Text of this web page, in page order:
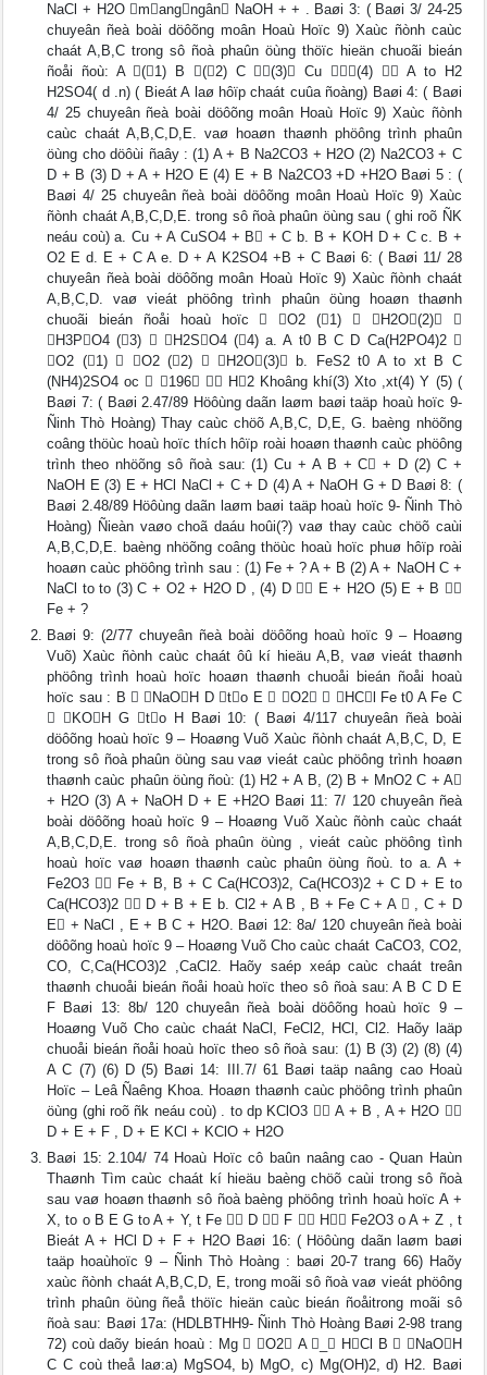
NaCl + H2O mangngân NaOH + + . Baøi 3: ( Baøi 3/ 24-25
chuyeân ñeà boài döôõng moân Hoaù Hoïc 9) Xaùc ñònh caùc
chaát A,B,C trong sô ñoà phaûn öùng thöïc hieän chuoãi bieán
ñoåi ñoù: A (1) B (2) C (3) Cu (4)  A to H2
H2SO4( d .n) ( Bieát A laø hôïp chaát cuûa ñoàng) Baøi 4: ( Baøi
4/ 25 chuyeân ñeà boài döôõng moân Hoaù Hoïc 9) Xaùc ñònh
caùc chaát A,B,C,D,E. vaø hoaøn thaønh phöông trình phaûn
öùng cho döôùi ñaây : (1) A + B Na2CO3 + H2O (2) Na2CO3 + C
D + B (3) D + A + H2O E (4) E + B Na2CO3 +D +H2O Baøi 5 : (
Baøi 4/ 25 chuyeân ñeà boài döôõng moân Hoaù Hoïc 9) Xaùc
ñònh chaát A,B,C,D,E. trong sô ñoà phaûn öùng sau ( ghi roõ ÑK
neáu coù) a. Cu + A CuSO4 + B + C b. B + KOH D + C c. B +
O2 E d. E + C A e. D + A K2SO4 +B + C Baøi 6: ( Baøi 11/ 28
chuyeân ñeà boài döôõng moân Hoaù Hoïc 9) Xaùc ñònh chaát
A,B,C,D. vaø vieát phöông trình phaûn öùng hoaøn thaønh
chuoãi bieán ñoåi hoaù hoïc  O2 (1)  H2O(2) 
H3PO4 (3)  H2SO4 (4) a. A t0 B C D Ca(H2PO4)2 
O2 (1)  O2 (2)  H2O(3) b. FeS2 t0 A to xt B C
(NH4)2SO4 oc  196  H2 Khoâng khí(3) Xto ,xt(4) Y (5) (
Baøi 7: ( Baøi 2.47/89 Höôùng daãn laøm baøi taäp hoaù hoïc 9-
Ñinh Thò Hoàng) Thay caùc chöõ A,B,C, D,E, G. baèng nhöõng
coâng thöùc hoaù hoïc thích hôïp roài hoaøn thaønh caùc phöông
trình theo nhöõng sô ñoà sau: (1) Cu + A B + C + D (2) C +
NaOH E (3) E + HCl NaCl + C + D (4) A + NaOH G + D Baøi 8: (
Baøi 2.48/89 Höôùng daãn laøm baøi taäp hoaù hoïc 9- Ñinh Thò
Hoàng) Ñieàn vaøo choã daáu hoûi(?) vaø thay caùc chöõ caùi
A,B,C,D,E. baèng nhöõng coâng thöùc hoaù hoïc phuø hôïp roài
hoaøn caùc phöông trình sau : (1) Fe + ? A + B (2) A + NaOH C +
NaCl to to (3) C + O2 + H2O D , (4) D  E + H2O (5) E + B 
Fe + ?
Baøi 9: (2/77 chuyeân ñeà boài döôõng hoaù hoïc 9 – Hoaøng
Vuõ) Xaùc ñònh caùc chaát ôû kí hieäu A,B, vaø vieát thaønh
phöông trình hoaù hoïc hoaøn thaønh chuoåi bieán ñoåi hoaù
hoïc sau : B  NaOH D to E  O2  HCl Fe t0 A Fe C
 KOH G to H Baøi 10: ( Baøi 4/117 chuyeân ñeà boài
döôõng hoaù hoïc 9 – Hoaøng Vuõ Xaùc ñònh chaát A,B,C, D, E
trong sô ñoà phaûn öùng sau vaø vieát caùc phöông trình hoaøn
thaønh caùc phaûn öùng ñoù: (1) H2 + A B, (2) B + MnO2 C + A
+ H2O (3) A + NaOH D + E +H2O Baøi 11: 7/ 120 chuyeân ñeà
boài döôõng hoaù hoïc 9 – Hoaøng Vuõ Xaùc ñònh caùc chaát
A,B,C,D,E. trong sô ñoà phaûn öùng , vieát caùc phöông tình
hoaù hoïc vaø hoaøn thaønh caùc phaûn öùng ñoù. to a. A +
Fe2O3  Fe + B, B + C Ca(HCO3)2, Ca(HCO3)2 + C D + E to
Ca(HCO3)2  D + B + E b. Cl2 + A B , B + Fe C + A  , C + D
E + NaCl , E + B C + H2O. Baøi 12: 8a/ 120 chuyeân ñeà boài
döôõng hoaù hoïc 9 – Hoaøng Vuõ Cho caùc chaát CaCO3, CO2,
CO, C,Ca(HCO3)2 ,CaCl2. Haõy saép xeáp caùc chaát treân
thaønh chuoåi bieán ñoåi hoaù hoïc theo sô ñoà sau: A B C D E
F Baøi 13: 8b/ 120 chuyeân ñeà boài döôõng hoaù hoïc 9 –
Hoaøng Vuõ Cho caùc chaát NaCl, FeCl2, HCl, Cl2. Haõy laäp
chuoåi bieán ñoåi hoaù hoïc theo sô ñoà sau: (1) B (3) (2) (8) (4)
A C (7) (6) D (5) Baøi 14: III.7/ 61 Baøi taäp naâng cao Hoaù
Hoïc – Leâ Ñaêng Khoa. Hoaøn thaønh caùc phöông trình phaûn
öùng (ghi roõ ñk neáu coù) . to dp KClO3  A + B , A + H2O 
D + E + F , D + E KCl + KClO + H2O
Baøi 15: 2.104/ 74 Hoaù Hoïc cô baûn naâng cao - Quan Haùn
Thaønh Tìm caùc chaát kí hieäu baèng chöõ caùi trong sô ñoà
sau vaø hoaøn thaønh sô ñoà baèng phöông trình hoaù hoïc A +
X, to o B E G to A + Y, t Fe  D  F  H Fe2O3 o A + Z , t
Bieát A + HCl D + F + H2O Baøi 16: ( Höôùng daãn laøm baøi
taäp hoaùhoïc 9 – Ñinh Thò Hoàng : baøi 20-7 trang 66) Haõy
xaùc ñònh chaát A,B,C,D, E, trong moãi sô ñoà vaø vieát phöông
trình phaûn öùng ñeå thöïc hieän caùc bieán ñoåitrong moãi sô
ñoà sau: Baøi 17a: (HDLBTHH9- Ñinh Thò Hoàng Baøi 2-98 trang
72) coù daõy bieán hoaù : Mg  O2 A _ HCl B  NaOH
C C coù theå laø:a) MgSO4, b) MgO, c) Mg(OH)2, d) H2. Baøi